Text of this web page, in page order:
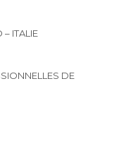
ITALIE
DE